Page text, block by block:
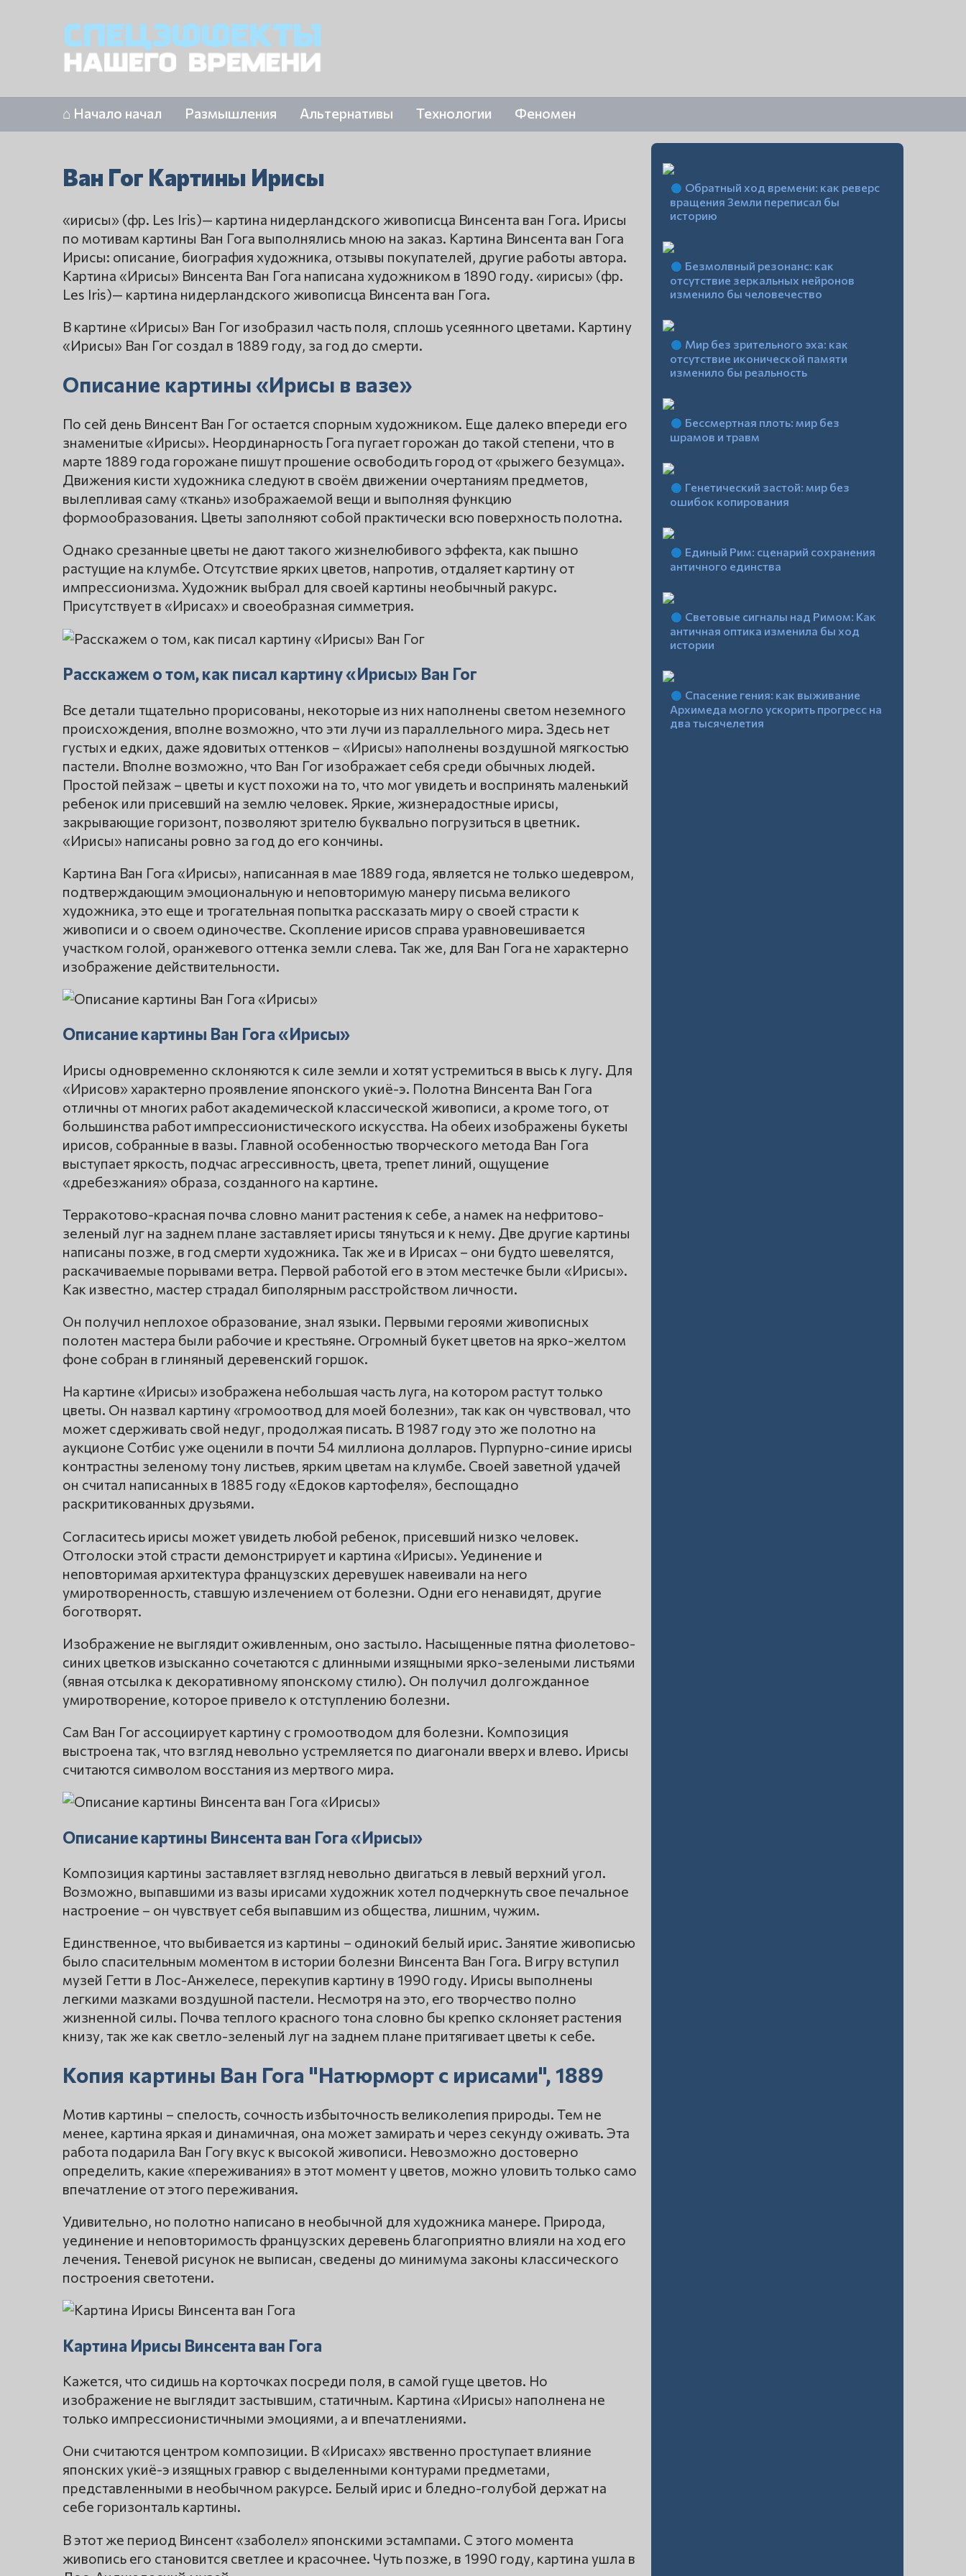
⌂ Начало начал Размышления Альтернативы Технологии Феномен
Ван Гог Картины Ирисы
«ирисы» (фр. Les Iris)— картина нидерландского живописца Винсента ван Гога. Ирисы
по мотивам картины Ван Гога выполнялись мною на заказ. Картина Винсента ван Гога
Ирисы: описание, биография художника, отзывы покупателей, другие работы автора.
Картина «Ирисы» Винсента Ван Гога написана художником в 1890 году. «ирисы» (фр.
Les Iris)— картина нидерландского живописца Винсента ван Гога.
В картине «Ирисы» Ван Гог изобразил часть поля, сплошь усеянного цветами. Картину
«Ирисы» Ван Гог создал в 1889 году, за год до смерти.
Описание картины «Ирисы в вазе»
По сей день Винсент Ван Гог остается спорным художником. Еще далеко впереди его
знаменитые «Ирисы». Неординарность Гога пугает горожан до такой степени, что в
марте 1889 года горожане пишут прошение освободить город от «рыжего безумца».
Движения кисти художника следуют в своём движении очертаниям предметов,
вылепливая саму «ткань» изображаемой вещи и выполняя функцию
формообразования. Цветы заполняют собой практически всю поверхность полотна.
Однако срезанные цветы не дают такого жизнелюбивого эффекта, как пышно
растущие на клумбе. Отсутствие ярких цветов, напротив, отдаляет картину от
импрессионизма. Художник выбрал для своей картины необычный ракурс.
Присутствует в «Ирисах» и своеобразная симметрия.
Расскажем о том, как писал картину «Ирисы» Ван Гог
Все детали тщательно прорисованы, некоторые из них наполнены светом неземного
происхождения, вполне возможно, что эти лучи из параллельного мира. Здесь нет
густых и едких, даже ядовитых оттенков – «Ирисы» наполнены воздушной мягкостью
пастели. Вполне возможно, что Ван Гог изображает себя среди обычных людей.
Простой пейзаж – цветы и куст похожи на то, что мог увидеть и воспринять маленький
ребенок или присевший на землю человек. Яркие, жизнерадостные ирисы,
закрывающие горизонт, позволяют зрителю буквально погрузиться в цветник.
«Ирисы» написаны ровно за год до его кончины.
Картина Ван Гога «Ирисы», написанная в мае 1889 года, является не только шедевром,
подтверждающим эмоциональную и неповторимую манеру письма великого
художника, это еще и трогательная попытка рассказать миру о своей страсти к
живописи и о своем одиночестве. Скопление ирисов справа уравновешивается
участком голой, оранжевого оттенка земли слева. Так же, для Ван Гога не характерно
изображение действительности.
Описание картины Ван Гога «Ирисы»
Ирисы одновременно склоняются к силе земли и хотят устремиться в высь к лугу. Для
«Ирисов» характерно проявление японского укиё-э. Полотна Винсента Ван Гога
отличны от многих работ академической классической живописи, а кроме того, от
большинства работ импрессионистического искусства. На обеих изображены букеты
ирисов, собранные в вазы. Главной особенностью творческого метода Ван Гога
выступает яркость, подчас агрессивность, цвета, трепет линий, ощущение
«дребезжания» образа, созданного на картине.
Терракотово-красная почва словно манит растения к себе, а намек на нефритово-
зеленый луг на заднем плане заставляет ирисы тянуться и к нему. Две другие картины
написаны позже, в год смерти художника. Так же и в Ирисах – они будто шевелятся,
раскачиваемые порывами ветра. Первой работой его в этом местечке были «Ирисы».
Как известно, мастер страдал биполярным расстройством личности.
Он получил неплохое образование, знал языки. Первыми героями живописных
полотен мастера были рабочие и крестьяне. Огромный букет цветов на ярко-желтом
фоне собран в глиняный деревенский горшок.
На картине «Ирисы» изображена небольшая часть луга, на котором растут только
цветы. Он назвал картину «громоотвод для моей болезни», так как он чувствовал, что
может сдерживать свой недуг, продолжая писать. В 1987 году это же полотно на
аукционе Сотбис уже оценили в почти 54 миллиона долларов. Пурпурно-синие ирисы
контрастны зеленому тону листьев, ярким цветам на клумбе. Своей заветной удачей
он считал написанных в 1885 году «Едоков картофеля», беспощадно
раскритикованных друзьями.
Согласитесь ирисы может увидеть любой ребенок, присевший низко человек.
Отголоски этой страсти демонстрирует и картина «Ирисы». Уединение и
неповторимая архитектура французских деревушек навеивали на него
умиротворенность, ставшую излечением от болезни. Одни его ненавидят, другие
боготворят.
Изображение не выглядит оживленным, оно застыло. Насыщенные пятна фиолетово-
синих цветков изысканно сочетаются с длинными изящными ярко-зелеными листьями
(явная отсылка к декоративному японскому стилю). Он получил долгожданное
умиротворение, которое привело к отступлению болезни.
Сам Ван Гог ассоциирует картину с громоотводом для болезни. Композиция
выстроена так, что взгляд невольно устремляется по диагонали вверх и влево. Ирисы
считаются символом восстания из мертвого мира.
Описание картины Винсента ван Гога «Ирисы»
Композиция картины заставляет взгляд невольно двигаться в левый верхний угол.
Возможно, выпавшими из вазы ирисами художник хотел подчеркнуть свое печальное
настроение – он чувствует себя выпавшим из общества, лишним, чужим.
Единственное, что выбивается из картины – одинокий белый ирис. Занятие живописью
было спасительным моментом в истории болезни Винсента Ван Гога. В игру вступил
музей Гетти в Лос-Анжелесе, перекупив картину в 1990 году. Ирисы выполнены
легкими мазками воздушной пастели. Несмотря на это, его творчество полно
жизненной силы. Почва теплого красного тона словно бы крепко склоняет растения
книзу, так же как светло-зеленый луг на заднем плане притягивает цветы к себе.
Копия картины Ван Гога "Натюрморт с ирисами", 1889
Мотив картины – спелость, сочность избыточность великолепия природы. Тем не
менее, картина яркая и динамичная, она может замирать и через секунду оживать. Эта
работа подарила Ван Гогу вкус к высокой живописи. Невозможно достоверно
определить, какие «переживания» в этот момент у цветов, можно уловить только само
впечатление от этого переживания.
Удивительно, но полотно написано в необычной для художника манере. Природа,
уединение и неповторимость французских деревень благоприятно влияли на ход его
лечения. Теневой рисунок не выписан, сведены до минимума законы классического
построения светотени.
Картина Ирисы Винсента ван Гога
Кажется, что сидишь на корточках посреди поля, в самой гуще цветов. Но
изображение не выглядит застывшим, статичным. Картина «Ирисы» наполнена не
только импрессионистичными эмоциями, а и впечатлениями.
Они считаются центром композиции. В «Ирисах» явственно проступает влияние
японских укиё-э изящных гравюр с выделенными контурами предметами,
представленными в необычном ракурсе. Белый ирис и бледно-голубой держат на
себе горизонталь картины.
В этот же период Винсент «заболел» японскими эстампами. С этого момента
живопись его становится светлее и красочнее. Чуть позже, в 1990 году, картина ушла в
Обратный ход времени: как реверс
вращения Земли переписал бы
историю
Безмолвный резонанс: как
отсутствие зеркальных нейронов
изменило бы человечество
Мир без зрительного эха: как
отсутствие иконической памяти
изменило бы реальность
Бессмертная плоть: мир без
шрамов и травм
Генетический застой: мир без
ошибок копирования
Единый Рим: сценарий сохранения
античного единства
Световые сигналы над Римом: Как
античная оптика изменила бы ход
истории
Спасение гения: как выживание
Архимеда могло ускорить прогресс на
два тысячелетия